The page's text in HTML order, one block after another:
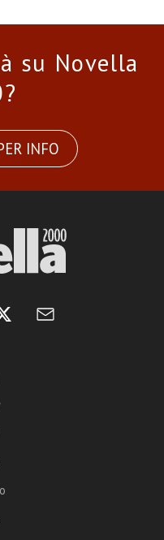
su Novella
INFO